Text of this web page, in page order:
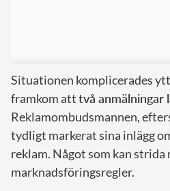
Situationen komplicerades
framkom atttvå anmälningar
Reklamombudsmannen,
tydligt markerat sina inlägg
reklam. Något som kan strida
marknadsföringsregler.